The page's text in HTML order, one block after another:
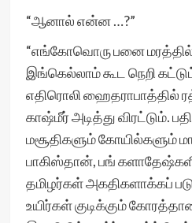
“ஆனால் என்ன …?”
“எங்கோவொரு பனை
இங்கெல்லாம் கூட நெறி
எதிரொலி ஹைதராபாத்தில்
காஷ்மீர் அடித்து விரட்டும்.
மசூதிகளும் கோயில்களும்
பாகிஸ்தான், பங்
தமிழர்கள் அகதிகளாக்கப்
உயிர்கள் குடிக்கும்